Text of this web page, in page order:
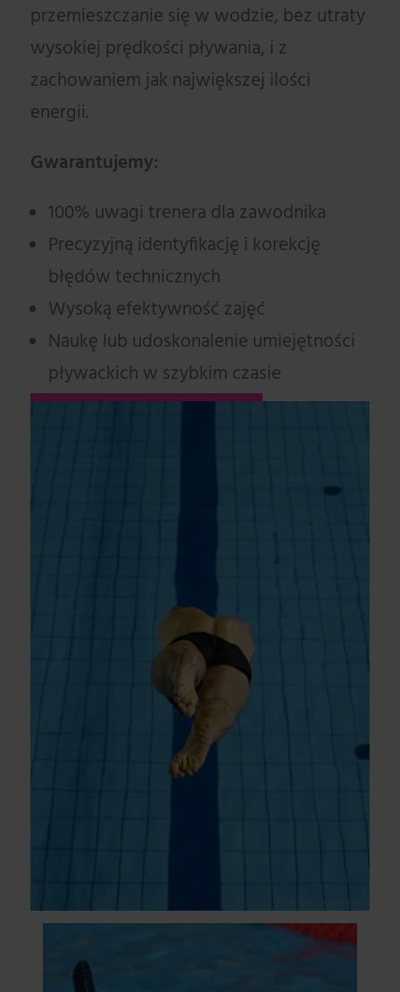
przemieszczanie się w wodzie, bez utraty
wysokiej prędkości pływania, i z
zachowaniem jak największej ilości
energii.
Gwarantujemy:
100% uwagi trenera dla zawodnika
Precyzyjną identyfikację i korekcję
błędów technicznych
Wysoką efektywność zajęć
Naukę lub udoskonalenie umiejętności
pływackich w szybkim czasie